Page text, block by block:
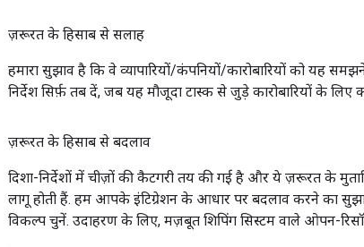
ज़रूरत के हिसाब से सलाह
हमारा सुझाव है कि वे व्यापारियों/कंपनियों/कारोबारियों को यह
निर्देश सिर्फ़ तब दें, जब यह मौजूदा टास्क से जुड़े कारोबारियों के लिए
ज़रूरत के हिसाब से बदलाव
दिशा-निर्देशों में चीज़ों की कैटगरी तय की गई है और ये ज़रूरत के
लागू होती हैं. हम आपके इंटिग्रेशन के आधार पर बदलाव करने का
विकल्प चुनें. उदाहरण के लिए, मज़बूत शिपिंग सिस्टम वाले ओपन-